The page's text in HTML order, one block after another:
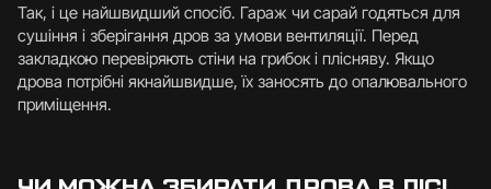
Так, і це найшвидший спосіб. Гараж чи сарай годяться для
сушіння і зберігання дров за умови вентиляції. Перед
закладкою перевіряють стіни на грибок і плісняву. Якщо
дрова потрібні якнайшвидше, їх заносять до опалювального
приміщення.